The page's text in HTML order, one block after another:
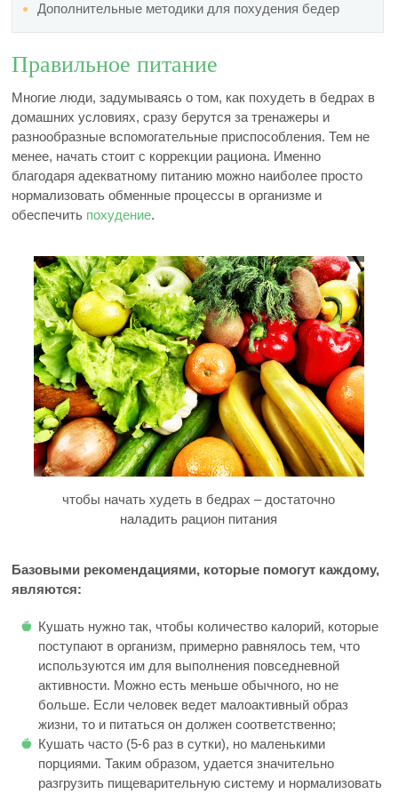
Дополнительные методики для похудения бедер
Правильное питание
Многие люди, задумываясь о том, как похудеть в бедрах в
домашних условиях, сразу берутся за тренажеры и
разнообразные вспомогательные приспособления. Тем не
менее, начать стоит с коррекции рациона. Именно
благодаря адекватному питанию можно наиболее просто
нормализовать обменные процессы в организме и
обеспечить похудение.
чтобы начать худеть в бедрах – достаточно
наладить рацион питания
Базовыми рекомендациями, которые помогут каждому,
являются:
Кушать нужно так, чтобы количество калорий, которые
поступают в организм, примерно равнялось тем, что
используются им для выполнения повседневной
активности. Можно есть меньше обычного, но не
больше. Если человек ведет малоактивный образ
жизни, то и питаться он должен соответственно;
Кушать часто (5-6 раз в сутки), но маленькими
порциями. Таким образом, удается значительно
разгрузить пищеварительную систему и нормализовать